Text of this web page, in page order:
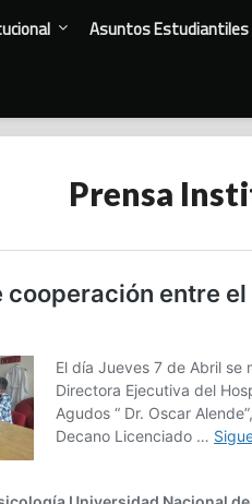
Asuntos Estudiantiles
Prensa